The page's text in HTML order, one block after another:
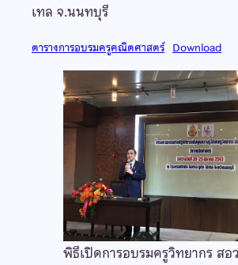
เทล จ.นนทบุรี
ตารางการอบรมครูคณิตศาสตร์ Download
พิธีเปิดการอบรมครูวิทยากร สอ